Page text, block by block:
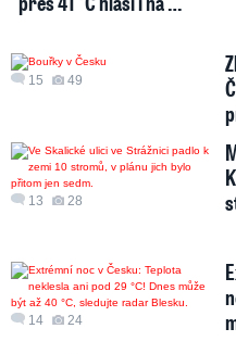
15 49
13 28
14 24